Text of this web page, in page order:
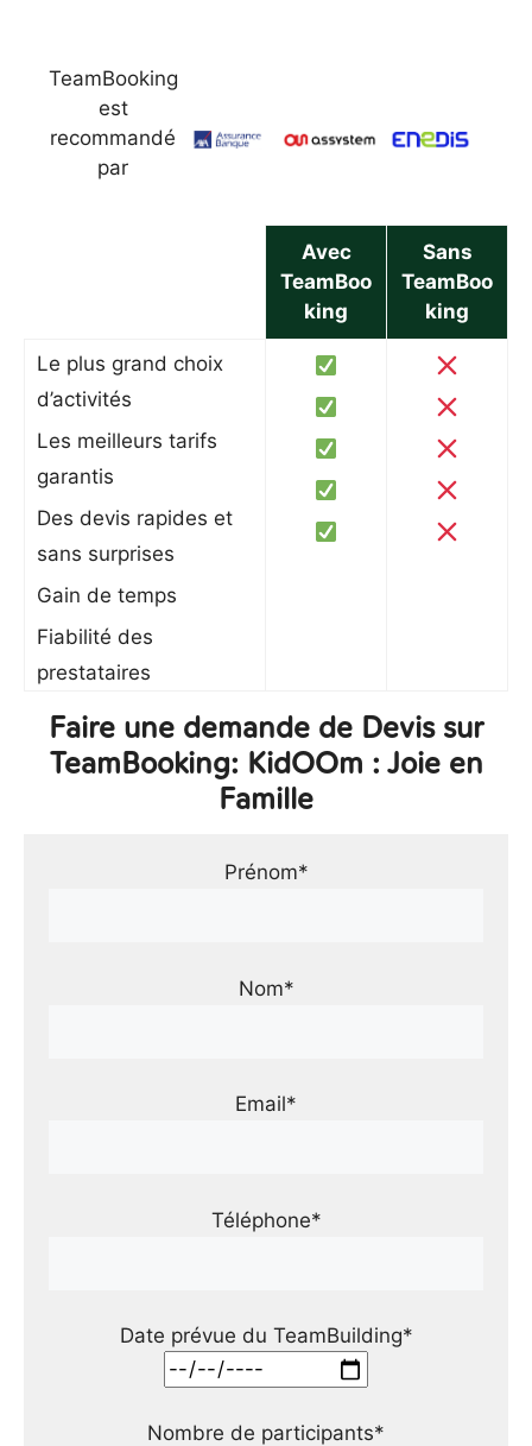
TeamBooking
est
recommandé
par
Avec
TeamBoo
king
Sans
TeamBoo
king
Le plus grand choix
d’activités
Les meilleurs tarifs
garantis
Des devis rapides et
sans surprises
Gain de temps
Fiabilité des
prestataires
Faire une demande de Devis sur
TeamBooking: KidOOm : Joie en
Famille
Prénom*
Nom*
Email*
Téléphone*
Date prévue du TeamBuilding*
Nombre de participants*